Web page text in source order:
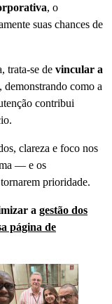
, o
suas chances de
trata-se de vincular a
, demonstrando como a
contribui
clareza e foco nos
— e os
prioridade.
a gestão dos
página de